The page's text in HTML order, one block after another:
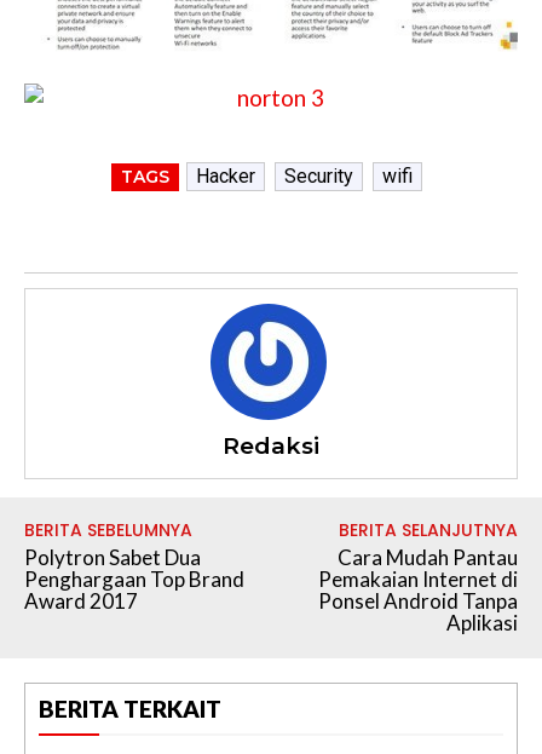
TAGS Hacker Security wifi
Redaksi
BERITA SEBELUMNYA
Polytron Sabet Dua
Penghargaan Top Brand
Award 2017
BERITA SELANJUTNYA
Cara Mudah Pantau
Pemakaian Internet di
Ponsel Android Tanpa
Aplikasi
BERITA TERKAIT